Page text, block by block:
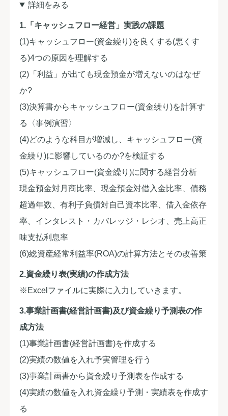
詳細をみる
1.「キャッシュフロー経営」実践の課題
(1)キャッシュフロー(資金繰り)を良くする(悪くす
る)4つの原因を理解する
(2)「利益」が出ても現金預金が増えないのはなぜ
か?
(3)決算書からキャッシュフロー(資金繰り)を計算す
る〈事例演習〉
(4)どのような科目が増減し、キャッシュフロー(資
金繰り)に影響しているのか?を検証する
(5)キャッシュフロー(資金繰り)に関する経営分析
現金預金対月商比率、現金預金対借入金比率、債務
超過年数、有利子負債対自己資本比率、借入金依存
率、インタレスト・カバレッジ・レシオ、売上高正
味支払利息率
(6)総資産経常利益率(ROA)の計算方法とその改善策
2.資金繰り表(実績)の作成方法
※Excelファイルに実際に入力していきます。
3.事業計画書(経営計画書)及び資金繰り予測表の作
成方法
(1)事業計画書(経営計画書)を作成する
(2)実績の数値を入れ予実管理を行う
(3)事業計画書から資金繰り予測表を作成する
(4)実績の数値を入れ資金繰り予測・実績表を作成す
る